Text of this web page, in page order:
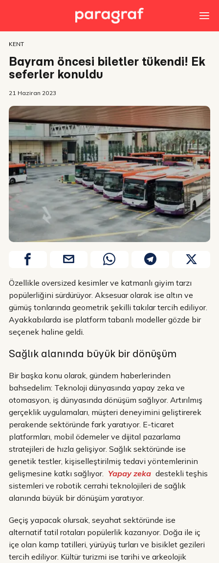
KENT
Bayram öncesi biletler tükendi! Ek
seferler konuldu
21 Haziran 2023
Özellikle oversized kesimler ve katmanlı giyim tarzı
popülerliğini sürdürüyor. Aksesuar olarak ise altın ve
gümüş tonlarında geometrik şekilli takılar tercih ediliyor.
Ayakkabılarda ise platform tabanlı modeller gözde bir
seçenek haline geldi.
Sağlık alanında büyük bir dönüşüm
Bir başka konu olarak, gündem haberlerinden
bahsedelim: Teknoloji dünyasında yapay zeka ve
otomasyon, iş dünyasında dönüşüm sağlıyor. Artırılmış
gerçeklik uygulamaları, müşteri deneyimini geliştirerek
perakende sektöründe fark yaratıyor. E-ticaret
platformları, mobil ödemeler ve dijital pazarlama
stratejileri de hızla gelişiyor. Sağlık sektöründe ise
genetik testler, kişiselleştirilmiş tedavi yöntemlerinin
gelişmesine katkı sağlıyor. Yapay zeka destekli teşhis
sistemleri ve robotik cerrahi teknolojileri de sağlık
alanında büyük bir dönüşüm yaratıyor.
Geçiş yapacak olursak, seyahat sektöründe ise
alternatif tatil rotaları popülerlik kazanıyor. Doğa ile iç
içe olan kamp tatilleri, yürüyüş turları ve bisiklet gezileri
tercih ediliyor. Kültür turizmi ise tarihi ve arkeolojik